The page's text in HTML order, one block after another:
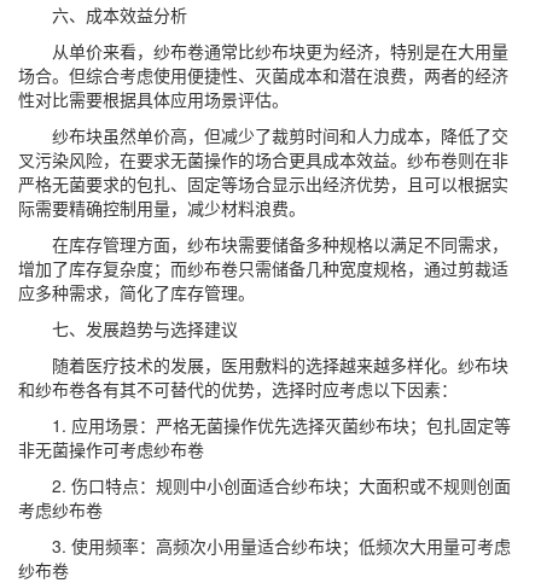
六、成本效益分析
从单价来看，纱布卷通常比纱布块更为经济，特别是在大用量
场合。但综合考虑使用便捷性、灭菌成本和潜在浪费，两者的经济
性对比需要根据具体应用场景评估。
纱布块虽然单价高，但减少了裁剪时间和人力成本，降低了交
叉污染风险，在要求无菌操作的场合更具成本效益。纱布卷则在非
严格无菌要求的包扎、固定等场合显示出经济优势，且可以根据实
际需要精确控制用量，减少材料浪费。
在库存管理方面，纱布块需要储备多种规格以满足不同需求，
增加了库存复杂度；而纱布卷只需储备几种宽度规格，通过剪裁适
应多种需求，简化了库存管理。
七、发展趋势与选择建议
随着医疗技术的发展，医用敷料的选择越来越多样化。纱布块
和纱布卷各有其不可替代的优势，选择时应考虑以下因素：
1. 应用场景：严格无菌操作优先选择灭菌纱布块；包扎固定等
非无菌操作可考虑纱布卷
2. 伤口特点：规则中小创面适合纱布块；大面积或不规则创面
考虑纱布卷
3. 使用频率：高频次小用量适合纱布块；低频次大用量可考虑
纱布卷